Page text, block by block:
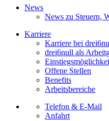
News
News zu Steuern,
Karriere
Karriere bei
drei6null als
Offene Stellen
Benefits
Arbeitsbereiche
Telefon & E-Mail
Anfahrt